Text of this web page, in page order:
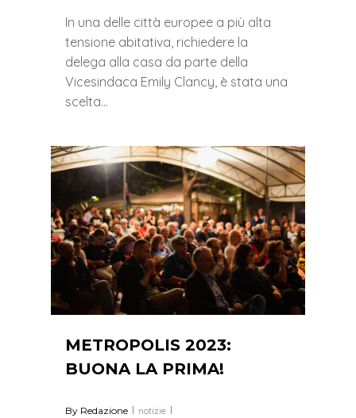
In una delle città europee a più alta
tensione abitativa, richiedere la
delega alla casa da parte della
Vicesindaca Emily Clancy, è stata una
scelta…
METROPOLIS 2023:
BUONA LA PRIMA!
By Redazione notizie
0